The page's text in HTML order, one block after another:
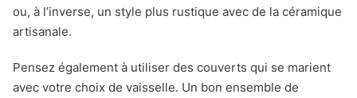
ou, à l’inverse, un style plus rustique avec de la céramique
artisanale.
Pensez également à utiliser des couverts qui se marient
avec votre choix de vaisselle. Un bon ensemble de